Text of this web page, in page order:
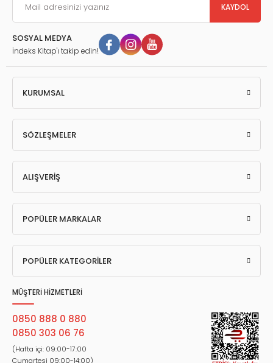
KAYDOL
SOSYAL MEDYA
İndeks Kitap'ı takip edin!
KURUMSAL
SÖZLEŞMELER
ALIŞVERİŞ
POPÜLER MARKALAR
POPÜLER KATEGORİLER
MÜŞTERİ HİZMETLERİ
0850 888 0 880
0850 303 06 76
(Hafta içi: 09:00-17:00
Cumartesi 09:00-14:00)